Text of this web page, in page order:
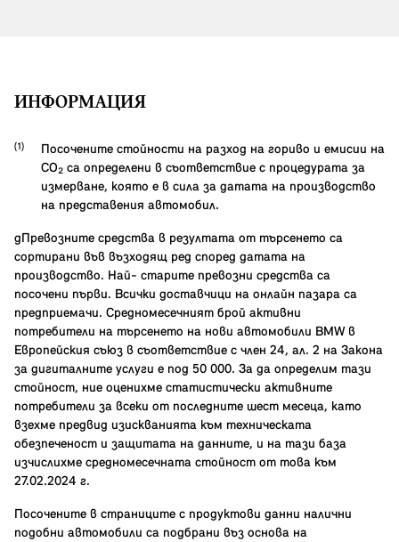
ИНФОРМАЦИЯ
Посочените стойности на разход на гориво и емисии на
CO₂ са определени в съответствие с процедурата за
измерване, която е в сила за датата на производство
на представения автомобил.
gПревозните средства в резултата от търсенето са
сортирани във възходящ ред според датата на
производство. Най- старите превозни средства са
посочени първи. Всички доставчици на онлайн пазара са
предприемачи. Средномесечният брой активни
потребители на търсенето на нови автомобили BMW в
Европейския съюз в съответствие с член 24, ал. 2 на Закона
за дигиталните услуги е под 50 000. За да определим тази
стойност, ние оценихме статистически активните
потребители за всеки от последните шест месеца, като
взехме предвид изискванията към техническата
обезпеченост и защитата на данните, и на тази база
изчислихме средномесечната стойност от това към
27.02.2024 г.
Посочените в страниците с продуктови данни налични
подобни автомобили са подбрани въз основа на